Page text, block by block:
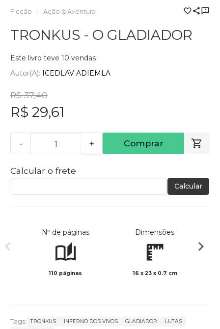
Ficção Ação & Aventura
TRONKUS - O GLADIADOR
Este livro teve 10 vendas
Autor(a): ICEDLAV ADIEMLA
R$ 37,40
R$ 29,61
- + Comprar
Calcular o frete
Calcular
Nº de páginas
110 páginas
Dimensões
16 x 23 x 0.7 cm
Tags: TRONKUS INFERNO DOS VIVOS GLADIADOR
LUTAS